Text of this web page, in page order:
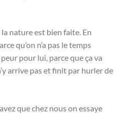
la nature est bien faite. En
qu’on n’a pas le temps
pour lui, parce que ça va
arrive pas et finit par hurler de
que chez nous on essaye